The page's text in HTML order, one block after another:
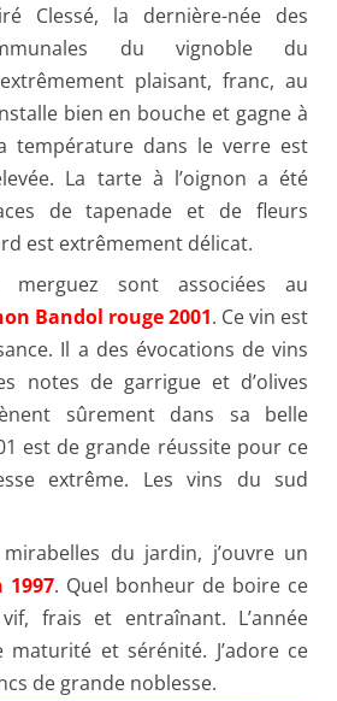
Clessé, la dernière-née des
du vignoble du
plaisant, franc, au
bien en bouche et gagne à
température dans le verre est
La tarte à l’oignon a été
de tapenade et de fleurs
est extrêmement délicat.
merguez sont associées au
Bandol rouge 2001. Ce vin est
Il a des évocations de vins
notes de garrigue et d’olives
sûrement dans sa belle
est de grande réussite pour ce
extrême. Les vins du sud
du jardin, j’ouvre un
1997. Quel bonheur de boire ce
frais et entraînant. L’année
et sérénité. J’adore ce
de grande noblesse.